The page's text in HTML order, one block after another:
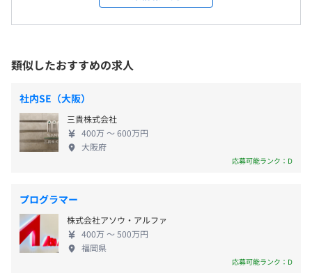
書籍、社外勉強会・カンファレンス参加費用の補助制度
コードレビュー
資格手当・報奨金制度
スペックについては状況次第で異なります。
基本的にはMac Bookを貸与致します。
対策内容：屋内原則禁煙
名古屋市営地下鉄 桜通線・鶴舞線「丸の内」駅より徒歩
１分
■特別（慶弔）休暇
■有給休暇
通勤交通費（月3万円／リモート勤務の場合はつど経費精
賞与:年2回（7月・12月）、前年度支給実績：1.5ヶ月分
ストックオプションを貢献度に対して年1回付与
（約3割）や子育て中のエンジニアも多数活躍中で
す！残業少なめ／完全週休2日／年休122日以上とワ
ながら、時間に余裕のあるライフスタイルをかなえ
られます。 現在は約8割が20～30代と若い組織のた
め、レビュー、人材育成などのチーム開発を強化し
ていきたいと考えており、エンジニアの増員募集を
おこなっています。 将来的にはメンバーのマネジメ
ントにも携わりたい！という方を特に歓迎しており
超のHR Techを開発中です。急成長中の当社で一緒に
よりよいプロダクト開発にチャレンジしてみません
か？
類似したおすすめの求人
社内SE（大阪）
三貴株式会社
400万 〜 600万円
大阪府
応募可能ランク：D
プログラマー
株式会社アソウ・アルファ
400万 〜 500万円
福岡県
応募可能ランク：D